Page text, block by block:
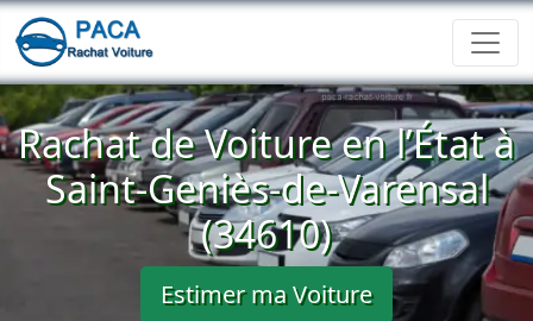
Rachat de Voiture en l’État à
Saint-Geniès-de-Varensal
(34610)
Estimer ma Voiture